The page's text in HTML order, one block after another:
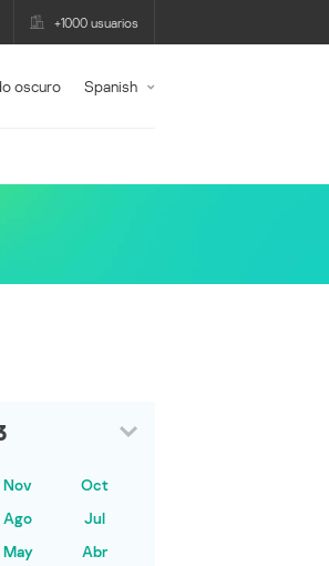
+1000 usuarios
oscuro Spanish
Nov
Oct
Ago
Jul
May
Abr